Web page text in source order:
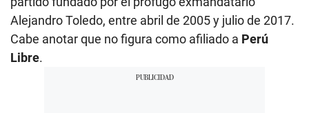
Alejandro Toledo, entre abril de 2005 y julio de 2017.
Cabe anotar que no figura como afiliado a Perú
Libre.